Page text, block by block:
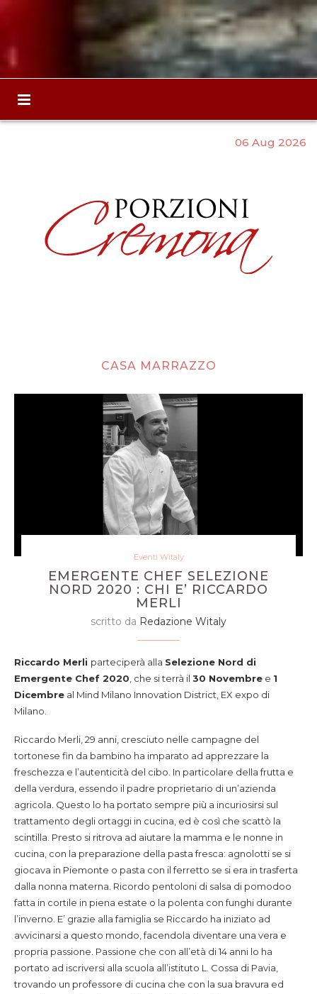
06 Aug 2026
CASA MARRAZZO
Eventi Witaly
EMERGENTE CHEF SELEZIONE
NORD 2020 : CHI E’ RICCARDO
MERLI
scritto da Redazione Witaly
Riccardo Merli parteciperà alla Selezione Nord di
Emergente Chef 2020, che si terrà il 30 Novembre e 1
Dicembre al Mind Milano Innovation District, EX expo di
Milano.
Riccardo Merli, 29 anni, cresciuto nelle campagne del
tortonese fin da bambino ha imparato ad apprezzare la
freschezza e l’autenticità del cibo. In particolare della frutta e
della verdura, essendo il padre proprietario di un’azienda
agricola. Questo lo ha portato sempre più a incuriosirsi sul
trattamento degli ortaggi in cucina, ed è così che scattò la
scintilla. Presto si ritrova ad aiutare la mamma e le nonne in
cucina, con la preparazione della pasta fresca: agnolotti se si
giocava in Piemonte o pasta con il ferretto se si era in trasferta
dalla nonna materna. Ricordo pentoloni di salsa di pomodoo
fatta in cortile in piena estate o la polenta con funghi durante
l’inverno. E’ grazie alla famiglia se Riccardo ha iniziato ad
avvicinarsi a questo mondo, facendola diventare una vera e
propria passione. Passione che con all’età di 14 anni lo ha
portato ad iscriversi alla scuola all’istituto L. Cossa di Pavia,
trovando un professore di cucina che con la sua bravura ed